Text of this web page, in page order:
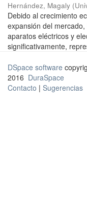
Hernández, Magaly (
Debido al crecimiento
expansión del
aparatos eléctricos y
significativamente,
DSpace software
2016 DuraSpace
Contacto | Sugerencias